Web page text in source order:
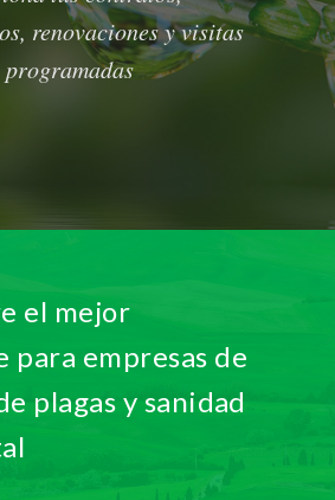
renovaciones y visitas
programadas
el mejor
para empresas de
plagas y sanidad